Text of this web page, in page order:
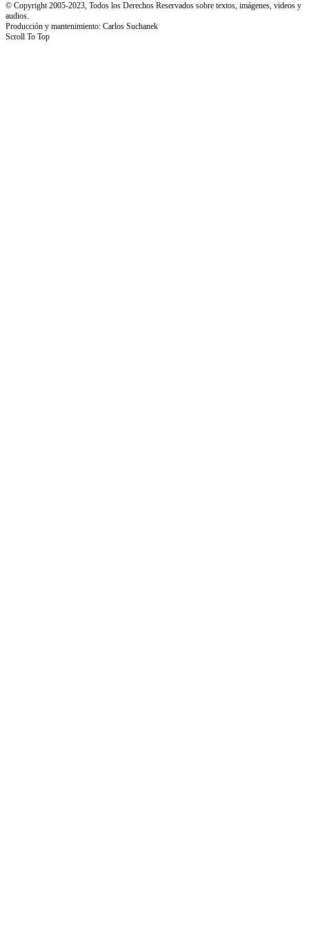
© Copyright 2005-2023, Todos los Derechos Reservados sobre textos, imágenes, videos y
audios.
Producción y mantenimiento: Carlos Suchanek
Scroll To Top